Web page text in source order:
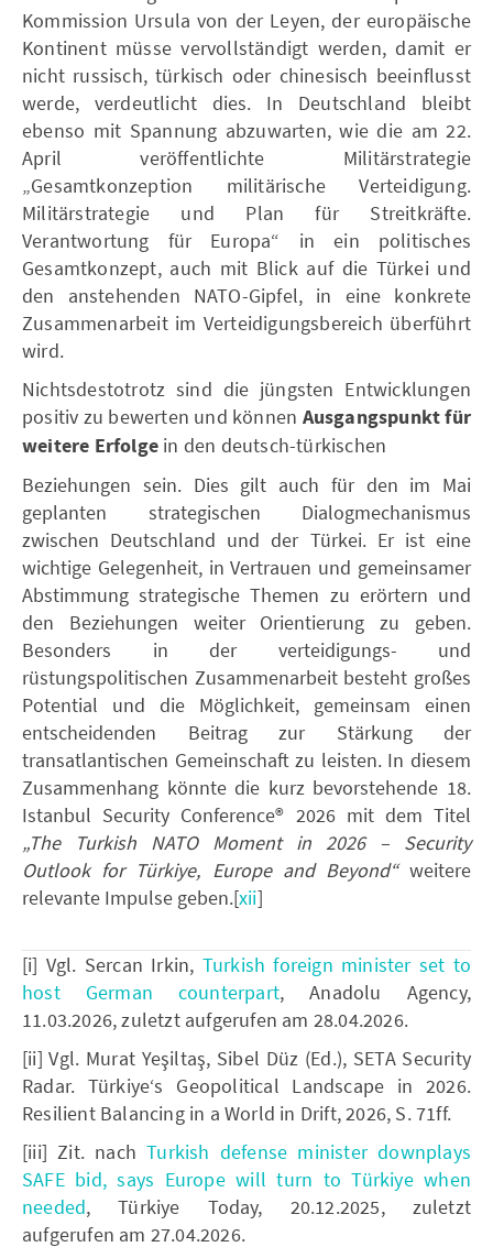
Kommission Ursula von der Leyen, der europäische
Kontinent müsse vervollständigt werden, damit er
nicht russisch, türkisch oder chinesisch beeinflusst
werde, verdeutlicht dies. In Deutschland bleibt
ebenso mit Spannung abzuwarten, wie die am 22.
April veröffentlichte Militärstrategie
„Gesamtkonzeption militärische Verteidigung.
Militärstrategie und Plan für Streitkräfte.
Verantwortung für Europa“ in ein politisches
Gesamtkonzept, auch mit Blick auf die Türkei und
den anstehenden NATO-Gipfel, in eine konkrete
Zusammenarbeit im Verteidigungsbereich überführt
wird.
Nichtsdestotrotz sind die jüngsten Entwicklungen
positiv zu bewerten und können Ausgangspunkt für
weitere Erfolge in den deutsch-türkischen
Beziehungen sein. Dies gilt auch für den im Mai
geplanten strategischen Dialogmechanismus
zwischen Deutschland und der Türkei. Er ist eine
wichtige Gelegenheit, in Vertrauen und gemeinsamer
Abstimmung strategische Themen zu erörtern und
den Beziehungen weiter Orientierung zu geben.
Besonders in der verteidigungs- und
rüstungspolitischen Zusammenarbeit besteht großes
Potential und die Möglichkeit, gemeinsam einen
entscheidenden Beitrag zur Stärkung der
transatlantischen Gemeinschaft zu leisten. In diesem
Zusammenhang könnte die kurz bevorstehende 18.
Istanbul Security Conference® 2026 mit dem Titel
„The Turkish NATO Moment in 2026 – Security
Outlook for Türkiye, Europe and Beyond“weitere
relevante Impulse geben.[xii]
[i] Vgl. Sercan Irkin, Turkish foreign minister set to
host German counterpart, Anadolu Agency,
11.03.2026, zuletzt aufgerufen am 28.04.2026.
[ii] Vgl. Murat Yeşiltaş, Sibel Düz (Ed.), SETA Security
Radar. Türkiye‘s Geopolitical Landscape in 2026.
Resilient Balancing in a World in Drift, 2026, S. 71ff.
[iii] Zit. nachTurkish defense minister downplays
SAFE bid, says Europe will turn to Türkiye when
needed, Türkiye Today, 20.12.2025, zuletzt
aufgerufen am 27.04.2026.